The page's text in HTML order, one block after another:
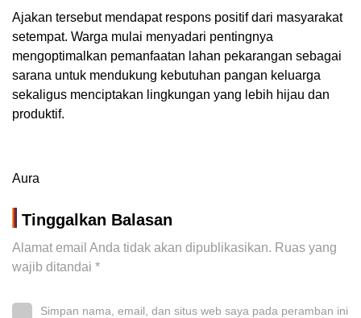
Ajakan tersebut mendapat respons positif dari masyarakat
setempat. Warga mulai menyadari pentingnya
mengoptimalkan pemanfaatan lahan pekarangan sebagai
sarana untuk mendukung kebutuhan pangan keluarga
sekaligus menciptakan lingkungan yang lebih hijau dan
produktif.
Aura
Tinggalkan Balasan
Alamat email Anda tidak akan dipublikasikan. Ruas yang
wajib ditandai *
Simpan nama, email, dan situs web saya pada peramban ini